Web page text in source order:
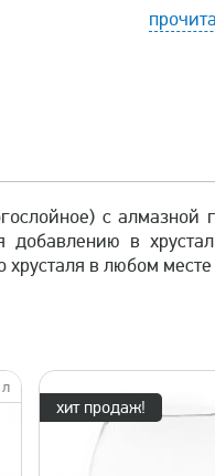
с
в
в любом месте
хит продаж!